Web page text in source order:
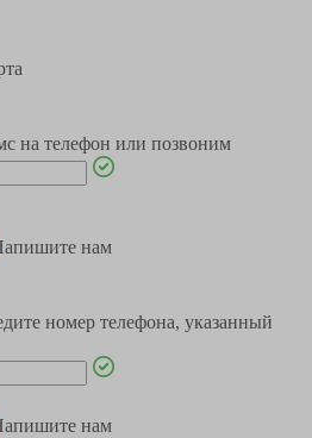
на телефон или позвоним
нам
номер телефона, указанный
нам